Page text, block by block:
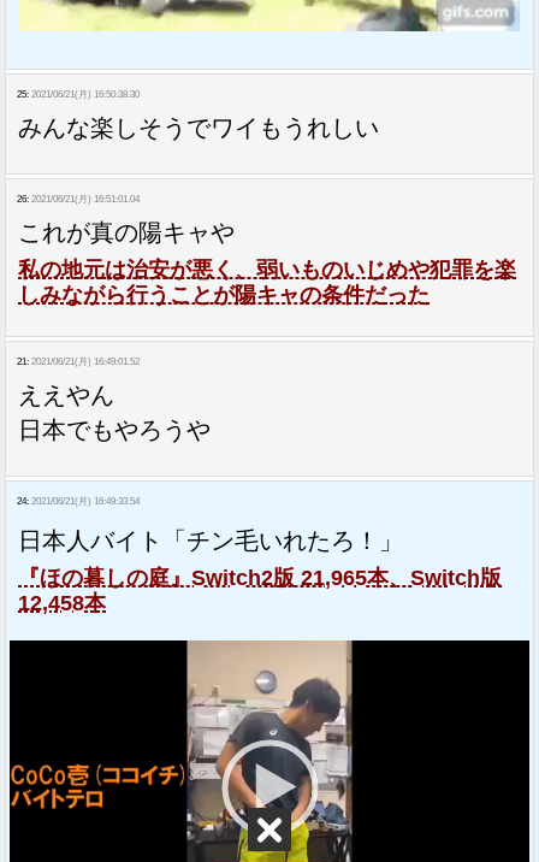
25: 2021/06/21(月) 16:50:38.30
みんな楽しそうでワイもうれしい
26: 2021/06/21(月) 16:51:01.04
これが真の陽キャや
私の地元は治安が悪く、弱いものいじめや犯罪を楽
しみながら行うことが陽キャの条件だった
21: 2021/06/21(月) 16:49:01.52
ええやん
日本でもやろうや
24: 2021/06/21(月) 16:49:33.54
日本人バイト「チン毛いれたろ！」
『ほの暮しの庭』Switch2版 21,965本、Switch版
12,458本
ー